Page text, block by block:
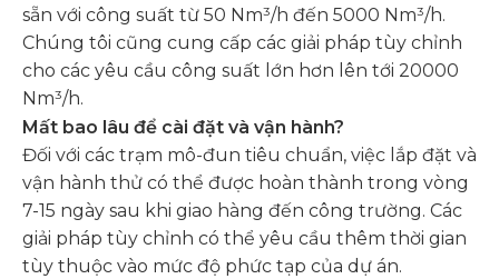
sẵn với công suất từ ​​50 Nm³/h đến 5000 Nm³/h.
Chúng tôi cũng cung cấp các giải pháp tùy chỉnh
cho các yêu cầu công suất lớn hơn lên tới 20000
Nm³/h.
Mất bao lâu để cài đặt và vận hành?
Đối với các trạm mô-đun tiêu chuẩn, việc lắp đặt và
vận hành thử có thể được hoàn thành trong vòng
7-15 ngày sau khi giao hàng đến công trường. Các
giải pháp tùy chỉnh có thể yêu cầu thêm thời gian
tùy thuộc vào mức độ phức tạp của dự án.